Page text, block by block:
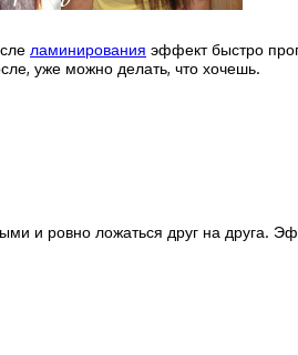
ламинирования эффект быстро
уже можно делать, что хочешь.
и ровно ложаться друг на друга.